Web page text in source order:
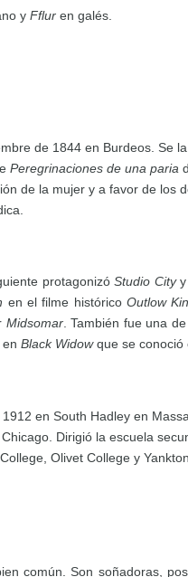
y Fflur en galés.
de 1844 en Burdeos. Se
Peregrinaciones de una paria
de la mujer y a favor de los
protagonizóStudio City
en el filme histórico Outlow
Midsomar. También fue una
Black Widowque se conoció
en South Hadley en
Dirigió la escuela
Olivet College y
común. Son soñadoras,